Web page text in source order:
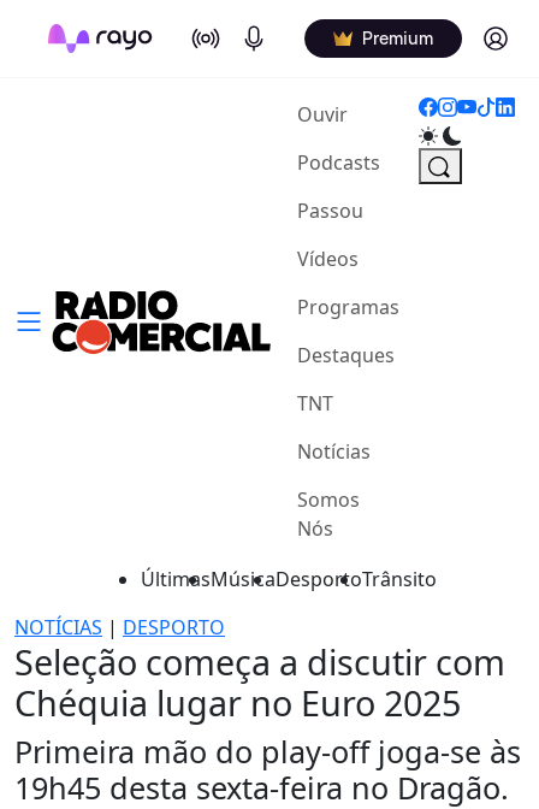
On Air Podcasts Premium Log in
Ouvir(current)
Podcasts
Passou
Vídeos
Programas
Destaques
TNT
Notícias
Somos
Nós
ÚltimasMúsicaDesportoTrânsito
NOTÍCIAS | DESPORTO
Seleção começa a discutir com
Chéquia lugar no Euro 2025
Primeira mão do play-off joga-se às
19h45 desta sexta-feira no Dragão.